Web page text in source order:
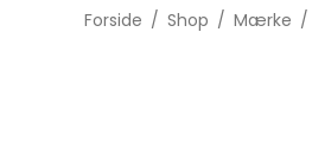
Forside / Shop / Mærke /